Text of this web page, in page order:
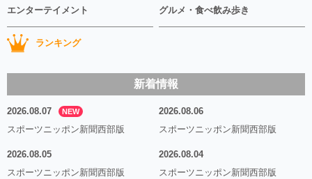
エンターテイメント グルメ・食べ飲み歩き
ランキング
新着情報
2026.08.07 NEW
スポーツニッポン新聞西部版
2026.08.06
スポーツニッポン新聞西部版
2026.08.05
スポーツニッポン新聞西部版
2026.08.04
スポーツニッポン新聞西部版